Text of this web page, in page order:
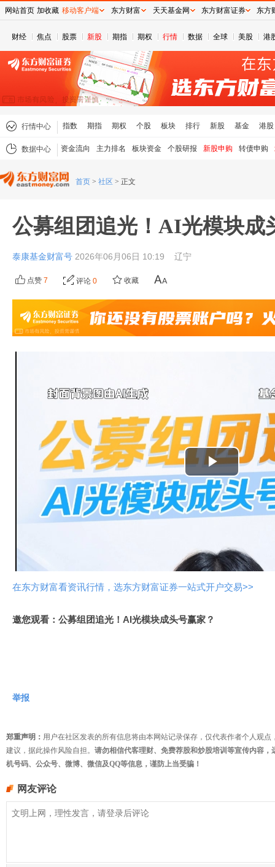
财经 焦点 股票 新股 期指 期权 行情 数据 全球 美股 港
行情中心 指数 期指 期权 个股 板块 排行 新股 基金 港股
数据中心 资金流向 主力排名 板块资金 个股研报 新股申购 转债申购
首页 > 社区 > 正文
公募组团追光！AI光模块成
泰康基金财富号 2026年06月06日 10:19 辽宁
点赞 7 评论 0 收藏
播
放
频
在东方财富看资讯行情，选东方财富证券一站式开户交易>>
邀您观看：公募组团追光！AI光模块成头号赢家？
举报
郑重声明： 用户在社区发表的所有信息将由本网站记录保存，仅代表作者个人观
建议，据此操作风险自担。 请勿相信代客理财、免费荐股和炒股培训等宣传内容
机号码、公众号、微博、微信及QQ等信息，谨防上当受骗！
网友评论
网站首页 加收藏 移动客户端 东方财富 天天基金网 东方财富证券 东方